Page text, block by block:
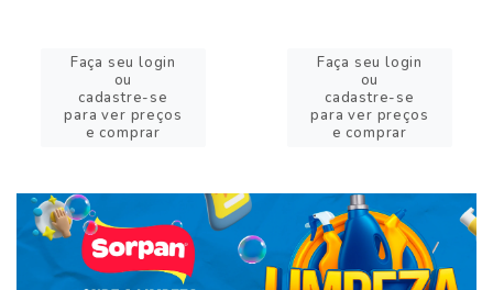
Faça seu login
ou
cadastre-se
para ver preços
e comprar
Faça seu login
ou
cadastre-se
para ver preços
e comprar